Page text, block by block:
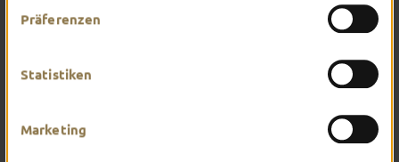
Präferenzen
Statistiken
Marketing